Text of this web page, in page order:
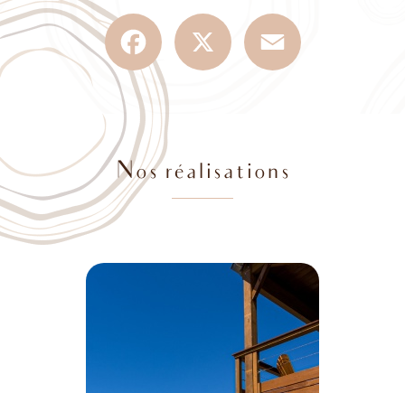
Facebook
Nos réalisations